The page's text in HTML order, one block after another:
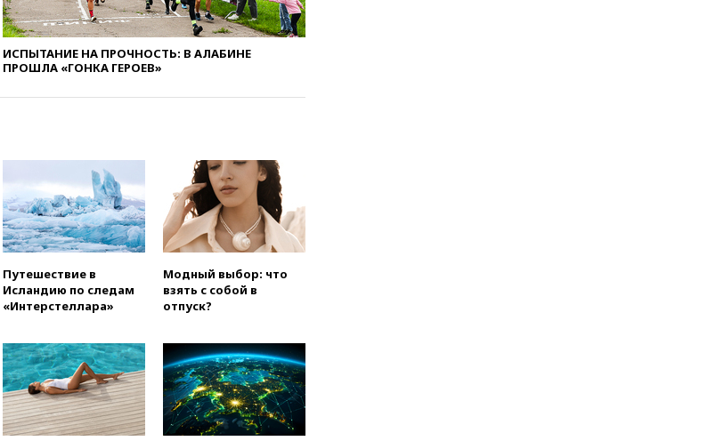
вчера, 21:00На границе
Украины с Польшей скопилось
свыше 6,5 тысячи грузовиков
вчера, 20:53
пройдет в 2026 году
беспилотников над Россией
вчера, 20:35Велосипедист
погиб при атаке FPV-дрона в
Белгородской области
вчера, 20:30Лидию Невзорову
финансировании
экстремизма
постановил остановить
строительство бального зала в
Белом доме
вчера, 20:15Сенат США
одобрил ужесточение
санкций против России и
ИСПЫТАНИЕ НА ПРОЧНОСТЬ: В АЛАБИНЕ
ПРОШЛА «ГОНКА ГЕРОЕВ»
Путешествие в
Исландию по следам
«Интерстеллара»
Модный выбор: что
взять с собой в
отпуск?